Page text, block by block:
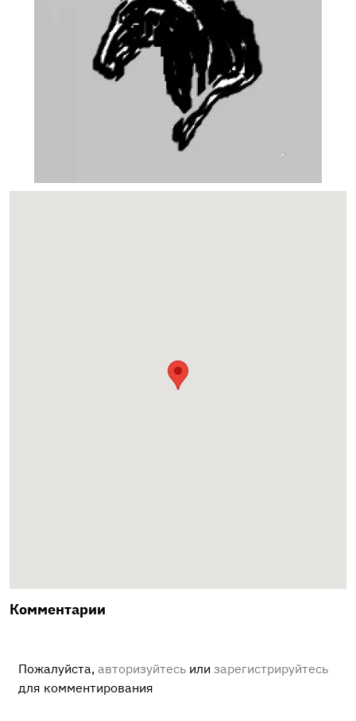
Комментарии
Пожалуйста, авторизуйтесь или зарегистрируйтесь
для комментирования